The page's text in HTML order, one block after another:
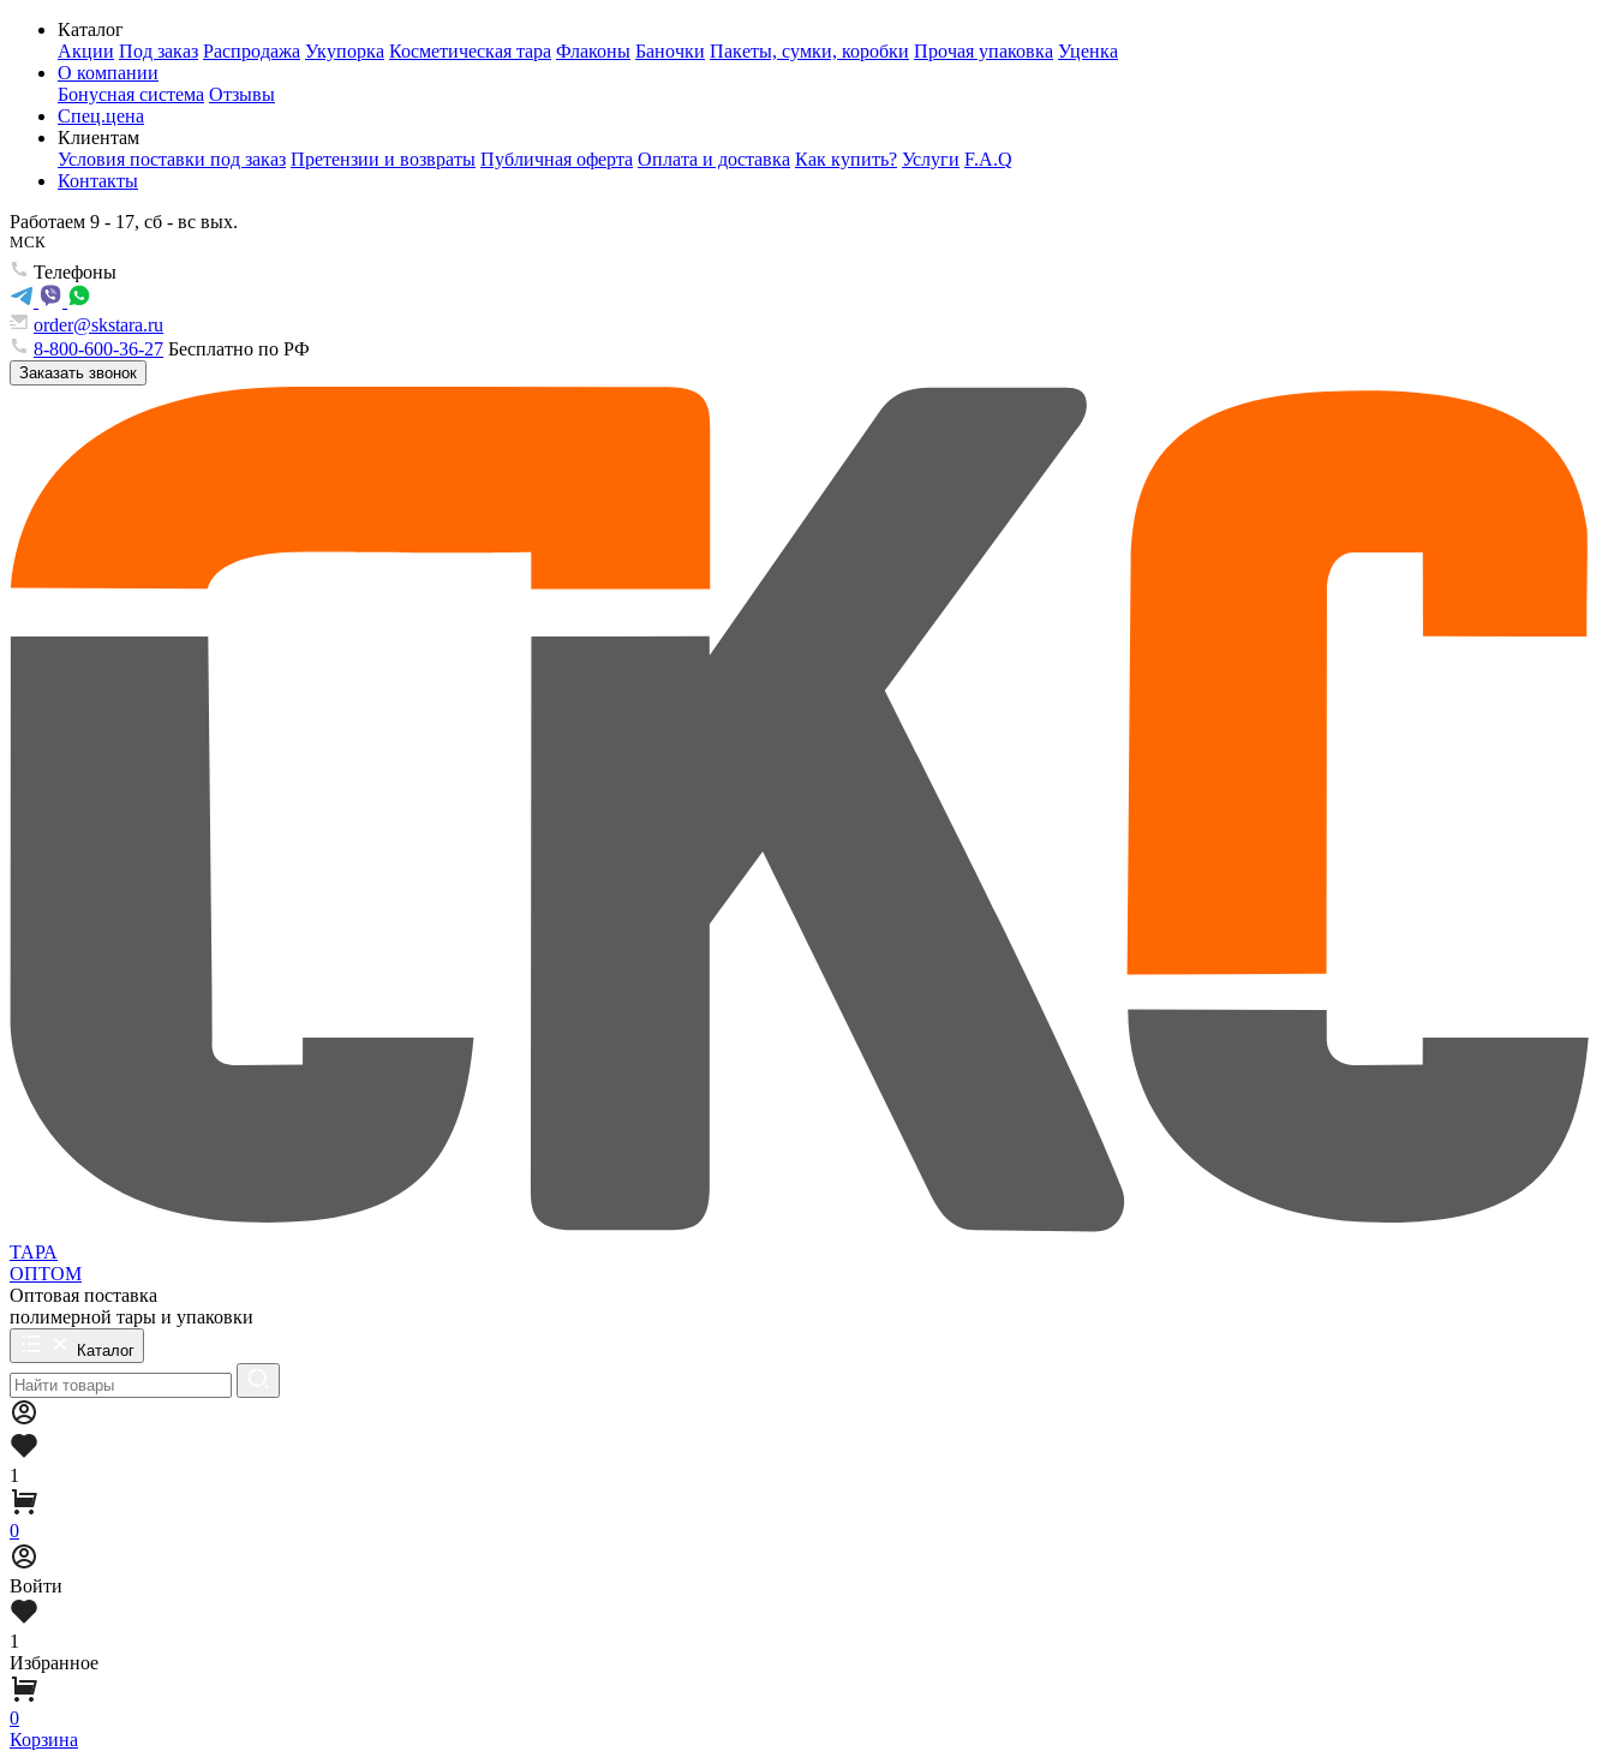
Каталог
Акции Под заказ Распродажа Укупорка Косметическая тара Флаконы Баночки Пакеты, сумки, коробки Прочая упаковка Уценка
О компании
Бонусная система Отзывы
Спец.цена
Клиентам
Условия поставки под заказ Претензии и возвраты Публичная оферта Оплата и доставка Как купить? Услуги F.A.Q
Контакты
Работаем 9 - 17, сб - вс вых.
МСК
Телефоны
order@skstara.ru
8-800-600-36-27 Бесплатно по РФ
Заказать звонок
ТАРА
ОПТОМ
Оптовая поставка
полимерной тары и упаковки
Каталог
1
0
Войти
1
Избранное
0
Корзина